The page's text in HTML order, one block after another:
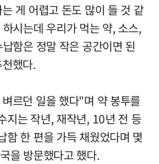
게 어렵고 돈도 많이 들 것 같
시는데 우리가 먹는 약, 소스,
함은 정말 작은 공간이면 된
했다.
르던 일을 했다"며 약 봉투를
지는 작년, 재작년, 10년 전 등
함 한 편을 가득 채웠었다며 몇
을 방문했다고 했다.